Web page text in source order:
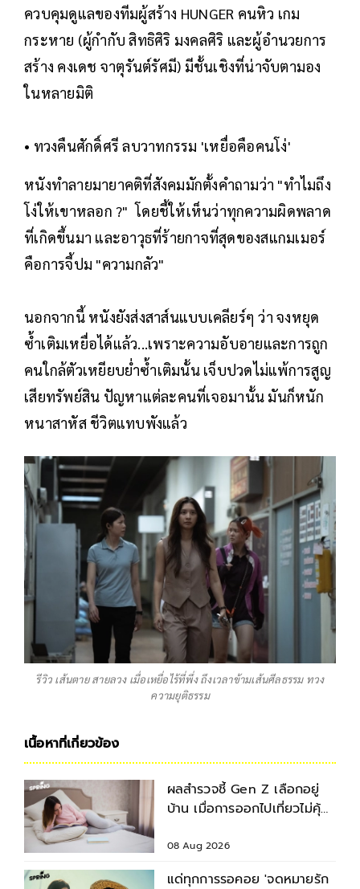
ควบคุมดูแลของทีมผู้สร้าง HUNGER คนหิว เกม
กระหาย (ผู้กำกับ สิทธิศิริ มงคลศิริ และผู้อำนวยการ
สร้าง คงเดช จาตุรันต์รัศมี) มีชั้นเชิงที่น่าจับตามอง
ในหลายมิติ
• ทวงคืนศักดิ์ศรี ลบวาทกรรม 'เหยื่อคือคนโง่'
หนังทำลายมายาคติที่สังคมมักตั้งคำถามว่า "ทำไมถึง
โง่ให้เขาหลอก ?" โดยชี้ให้เห็นว่าทุกความผิดพลาด
ที่เกิดขึ้นมา และอาวุธที่ร้ายกาจที่สุดของสแกมเมอร์
คือการจี้ปม "ความกลัว"
นอกจากนี้ หนังยังส่งสาส์นแบบเคลียร์ๆ ว่า จงหยุด
ซ้ำเติมเหยื่อได้แล้ว...เพราะความอับอายและการถูก
คนใกล้ตัวเหยียบย่ำซ้ำเติมนั้น เจ็บปวดไม่แพ้การสูญ
เสียทรัพย์สิน ปัญหาแต่ละคนที่เจอมานั้น มันก็หนัก
หนาสาหัส ชีวิตแทบพังแล้ว
รีวิว เส้นตาย สายลวง เมื่อเหยื่อไร้ที่พึ่ง ถึงเวลาข้ามเส้นศีลธรรม ทวง
ความยุติธรรม
เนื้อหาที่เกี่ยวข้อง
ผลสำรวจชี้ Gen Z เลือกอยู่
บ้าน เมื่อการออกไปเที่ยวไม่คุ้ม
08 Aug 2026
แด่ทุกการรอคอย 'จดหมายรัก